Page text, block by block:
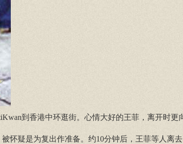
到香港中环逛街。心情大好的王菲，离开时更
怀疑是为复出作准备。约10分钟后，王菲等人离